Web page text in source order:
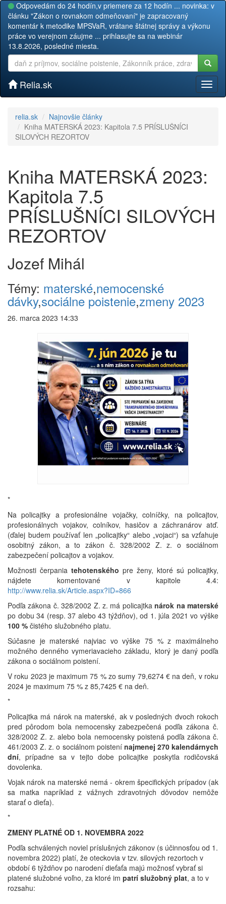
Odpovedám do 24 hodín,v priemere za 12 hodín ... novinka: v
článku "Zákon o rovnakom odmeňovaní" je zapracovaný
komentár k metodike MPSVaR, vrátane štátnej správy a výkonu
práce vo verejnom záujme ... prihlasujte sa na webinár
13.8.2026, posledné miesta.
Relia.sk
relia.sk
Najnovšie články
Kniha MATERSKÁ 2023: Kapitola 7.5 PRÍSLUŠNÍCI
SILOVÝCH REZORTOV
Kniha MATERSKÁ 2023:
Kapitola 7.5
PRÍSLUŠNÍCI SILOVÝCH
REZORTOV
Jozef Mihál
Témy: materské,nemocenské
dávky,sociálne poistenie,zmeny 2023
26. marca 2023 14:33
*
Na policajtky a profesionálne vojačky, colníčky, na policajtov,
profesionálnych vojakov, colníkov, hasičov a záchranárov atď.
(ďalej budem používať len „policajtky“ alebo „vojaci“) sa vzťahuje
osobitný zákon, a to zákon č. 328/2002 Z. z. o sociálnom
zabezpečení policajtov a vojakov.
Možnosti čerpania tehotenského pre ženy, ktoré sú policajtky,
nájdete komentované v kapitole 4.4:
http://www.relia.sk/Article.aspx?ID=866
Podľa zákona č. 328/2002 Z. z. má policajtkanárok na materské
po dobu 34 (resp. 37 alebo 43 týždňov), od 1. júla 2021 vo výške
100 % čistého služobného platu.
Súčasne je materské najviac vo výške 75 % z maximálneho
možného denného vymeriavacieho základu, ktorý je daný podľa
zákona o sociálnom poistení.
V roku 2023 je maximum 75 % zo sumy 79,6274 € na deň, v roku
2024 je maximum 75 % z 85,7425 € na deň.
*
Policajtka má nárok na materské, ak v posledných dvoch rokoch
pred pôrodom bola nemocensky zabezpečená podľa zákona č.
328/2002 Z. z. alebo bola nemocensky poistená podľa zákona č.
461/2003 Z. z. o sociálnom poistení najmenej 270 kalendárnych
dní, prípadne sa v tejto dobe policajtke poskytla rodičovská
dovolenka.
Vojak nárok na materské nemá - okrem špecifických prípadov (ak
sa matka napríklad z vážnych zdravotných dôvodov nemôže
starať o dieťa).
*
ZMENY PLATNÉ OD 1. NOVEMBRA 2022
Podľa schválených noviel príslušných zákonov (s účinnosťou od 1.
novembra 2022) platí, že oteckovia v tzv. silových rezortoch v
období 6 týždňov po narodení dieťaťa majú možnosť vybrať si
platené služobné voľno, za ktoré im patrí služobný plat, a to v
rozsahu: